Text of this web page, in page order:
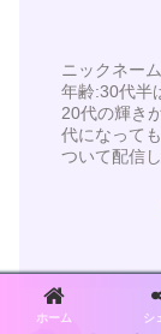
ニックネー
年齢:30代半
20代の輝き
代になって
ついて配信
ホーム シ